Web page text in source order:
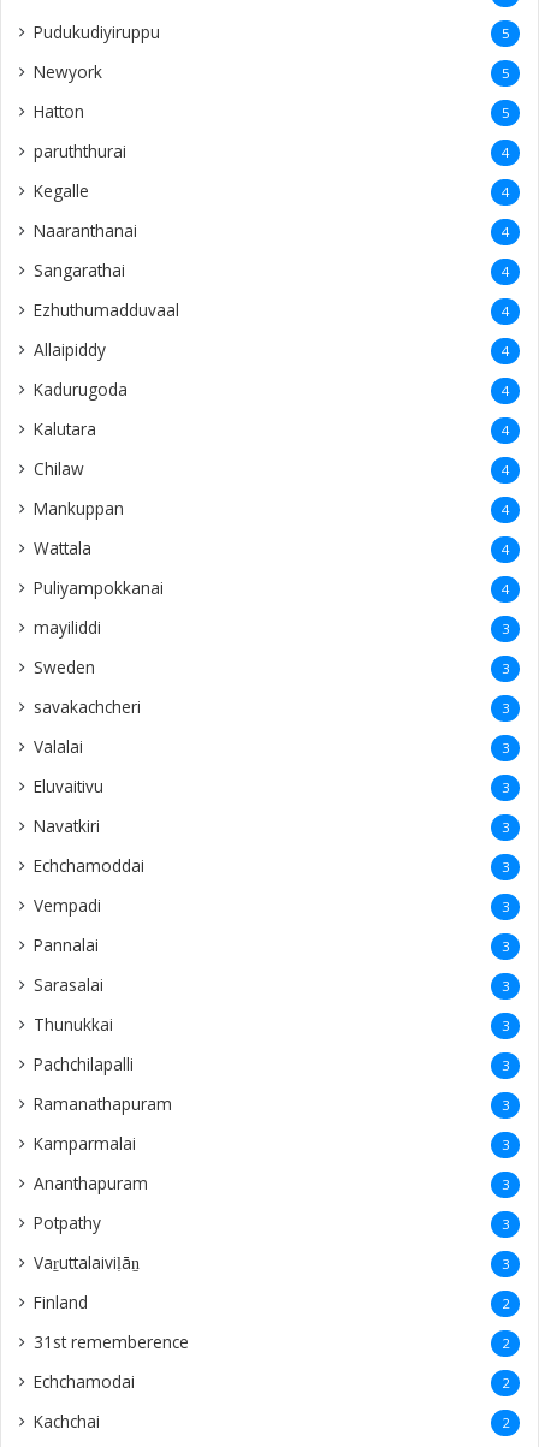
Pudukudiyiruppu 5
Newyork 5
Hatton 5
paruththurai 4
Kegalle 4
Naaranthanai 4
Sangarathai 4
Ezhuthumadduvaal 4
Allaipiddy 4
Kadurugoda 4
Kalutara 4
Chilaw 4
Mankuppan 4
Wattala 4
Puliyampokkanai 4
mayiliddi 3
Sweden 3
savakachcheri 3
Valalai 3
Eluvaitivu 3
Navatkiri 3
Echchamoddai 3
Vempadi 3
Pannalai 3
Sarasalai 3
Thunukkai 3
Pachchilapalli 3
Ramanathapuram 3
Kamparmalai 3
Ananthapuram 3
‎Potpathy 3
Vaṟuttalaiviḷāṉ 3
Finland 2
31st rememberence 2
Echchamodai 2
Kachchai 2